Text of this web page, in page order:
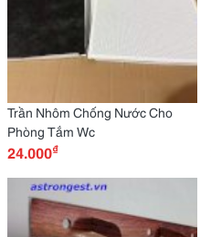
Trần Nhôm Chống Nước Cho
Phòng Tắm Wc
24.000₫